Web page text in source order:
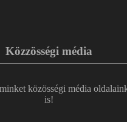
Közzösségi média
közösségi média
is!